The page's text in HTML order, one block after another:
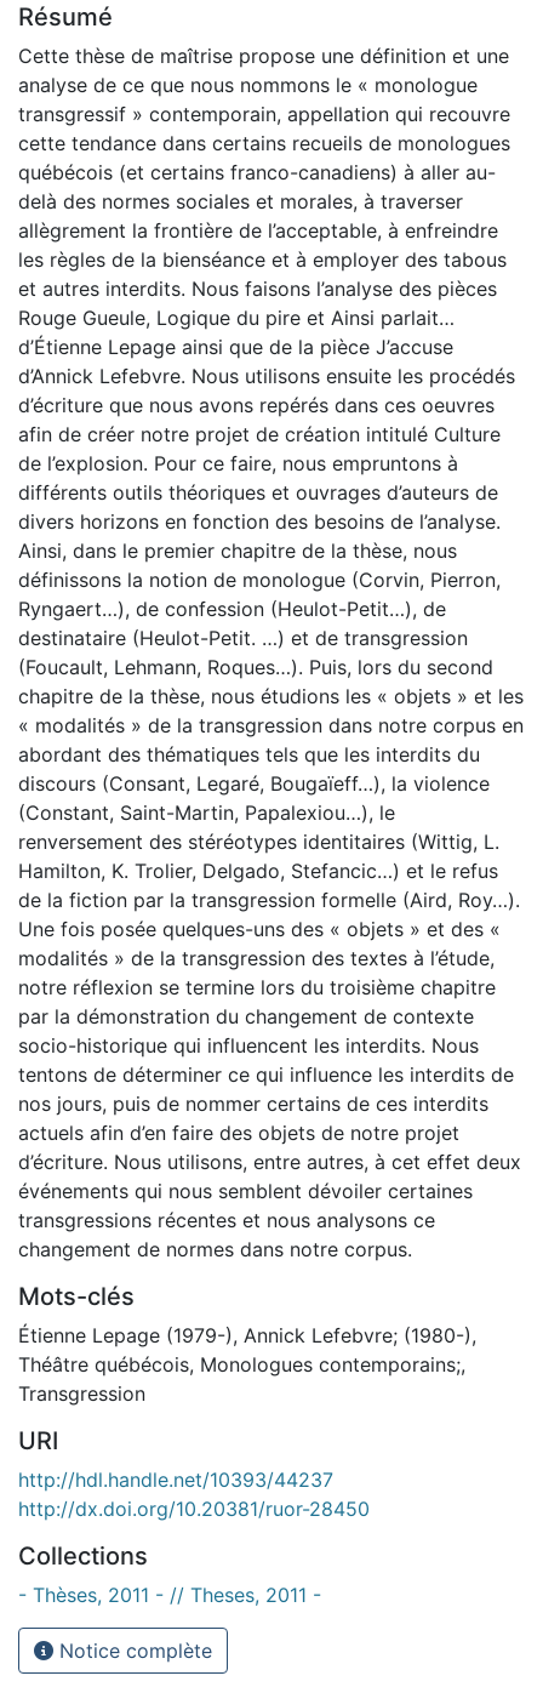
Résumé
Cette thèse de maîtrise propose une définition et une
analyse de ce que nous nommons le « monologue
transgressif » contemporain, appellation qui recouvre
cette tendance dans certains recueils de monologues
québécois (et certains franco-canadiens) à aller au-
delà des normes sociales et morales, à traverser
allègrement la frontière de l’acceptable, à enfreindre
les règles de la bienséance et à employer des tabous
et autres interdits. Nous faisons l’analyse des pièces
Rouge Gueule, Logique du pire et Ainsi parlait…
d’Étienne Lepage ainsi que de la pièce J’accuse
d’Annick Lefebvre. Nous utilisons ensuite les procédés
d’écriture que nous avons repérés dans ces oeuvres
afin de créer notre projet de création intitulé Culture
de l’explosion. Pour ce faire, nous empruntons à
différents outils théoriques et ouvrages d’auteurs de
divers horizons en fonction des besoins de l’analyse.
Ainsi, dans le premier chapitre de la thèse, nous
définissons la notion de monologue (Corvin, Pierron,
Ryngaert…), de confession (Heulot-Petit…), de
destinataire (Heulot-Petit. …) et de transgression
(Foucault, Lehmann, Roques…). Puis, lors du second
chapitre de la thèse, nous étudions les « objets » et les
« modalités » de la transgression dans notre corpus en
abordant des thématiques tels que les interdits du
discours (Consant, Legaré, Bougaïeff…), la violence
(Constant, Saint-Martin, Papalexiou…), le
renversement des stéréotypes identitaires (Wittig, L.
Hamilton, K. Trolier, Delgado, Stefancic…) et le refus
de la fiction par la transgression formelle (Aird, Roy…).
Une fois posée quelques-uns des « objets » et des «
modalités » de la transgression des textes à l’étude,
notre réflexion se termine lors du troisième chapitre
par la démonstration du changement de contexte
socio-historique qui influencent les interdits. Nous
tentons de déterminer ce qui influence les interdits de
nos jours, puis de nommer certains de ces interdits
actuels afin d’en faire des objets de notre projet
d’écriture. Nous utilisons, entre autres, à cet effet deux
événements qui nous semblent dévoiler certaines
transgressions récentes et nous analysons ce
changement de normes dans notre corpus.
Mots-clés
Étienne Lepage (1979-), Annick Lefebvre; (1980-),
Théâtre québécois, Monologues contemporains;,
Transgression
URI
http://hdl.handle.net/10393/44237
http://dx.doi.org/10.20381/ruor-28450
Collections
- Thèses, 2011 - // Theses, 2011 -
Notice complète